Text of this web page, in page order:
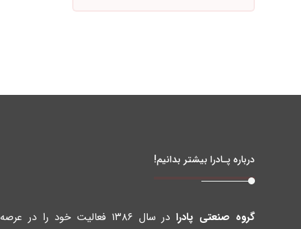
درباره پـادرا بیشتر بدانیم!
گروه صنعتی پادرا
در سال ۱۳۸۶ فعالیت خود را در عرصه